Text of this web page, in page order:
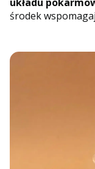
środek